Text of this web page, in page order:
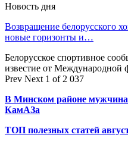
Новость дня
Возвращение белорусского
новые горизонты и…
Белорусское спортивное
известие от
Prev Next 1 of 2 037
В Минском районе мужчина
КамАЗа
ТОП полезных статей